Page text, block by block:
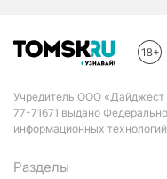
Учредитель ООО
77-71671 выдано
информационных
Разделы